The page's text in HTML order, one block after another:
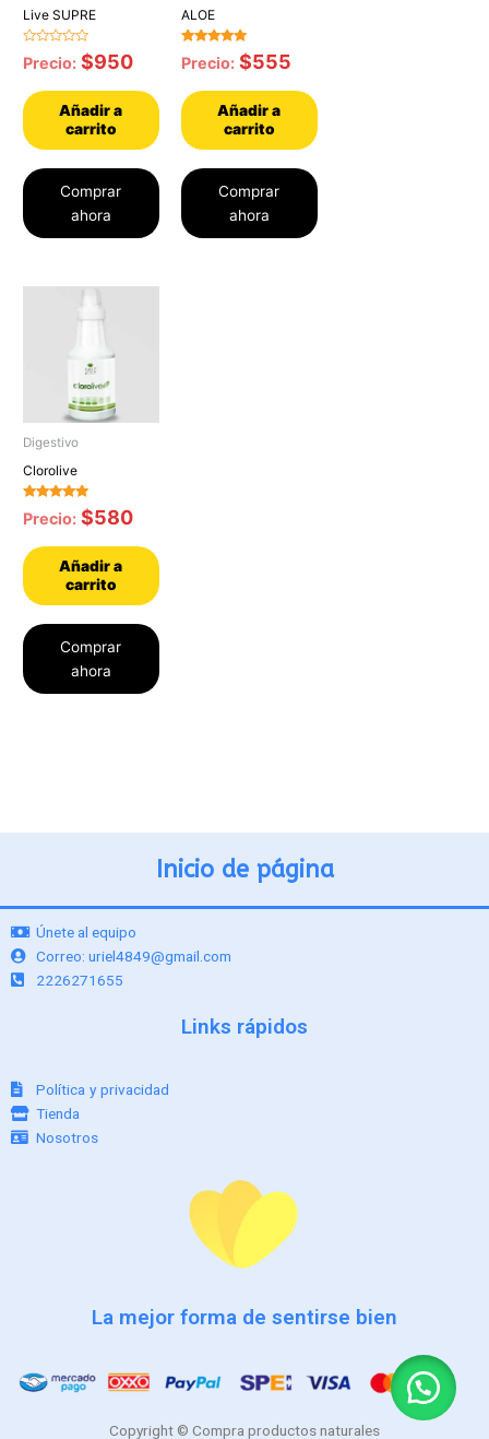
Live SUPRE
Valorado
con
de
5
Precio: $950
Añadir a
carrito
Comprar
ahora
ALOE
Valorado con
5.00
Precio: $555
Añadir a
carrito
Comprar
ahora
Digestivo
Clorolive
Valorado con
5.00
Precio: $580
Añadir a
carrito
Comprar
ahora
Inicio de página
Únete al equipo
Correo: uriel4849@gmail.com
2226271655
Links rápidos
Política y privacidad
Tienda
Nosotros
La mejor forma de sentirse bien
Copyright © Compra productos naturales